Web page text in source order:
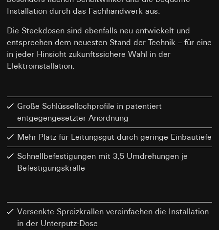
Installation durch das Fachhandwerk aus.
Die Steckdosen sind ebenfalls neu entwickelt und
entsprechen dem neuesten Stand der Technik – für eine
in jeder Hinsicht zukunftssichere Wahl in der
Elektroinstallation.
Große Schlüssellochprofile in patentiert
entgegengesetzter Anordnung
Mehr Platz für Leitungsgut durch geringe Einbautiefe
Schnellbefestigungen mit 3,5 Umdrehungen je
Befestigungskralle
Versenkte Spreizkrallen vereinfachen die Installation
in der Unterputz-Dose